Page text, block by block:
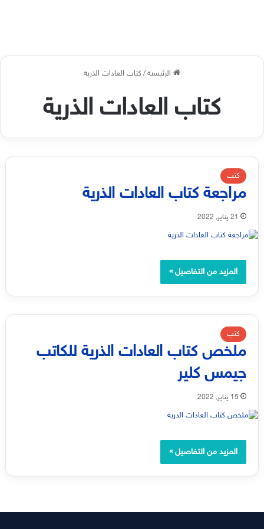
الرئيسية/كتاب العادات الذرية
كتاب العادات الذرية
كتب
مراجعة كتاب العادات الذرية
21 يناير, 2022
المزيد من التفاصيل »
كتب
ملخص كتاب العادات الذرية للكاتب
جيمس كلير
15 يناير, 2022
المزيد من التفاصيل »